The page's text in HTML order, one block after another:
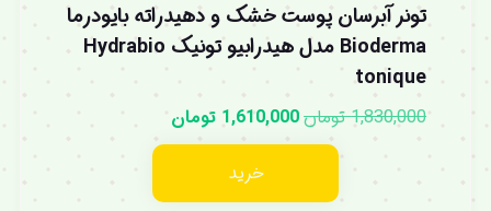
تونر آبرسان پوست خشک و دهیدراته بایودرما
Bioderma مدل هیدرابیو تونیک Hydrabio
tonique
1,830,000 تومان1,610,000 تومان
خرید